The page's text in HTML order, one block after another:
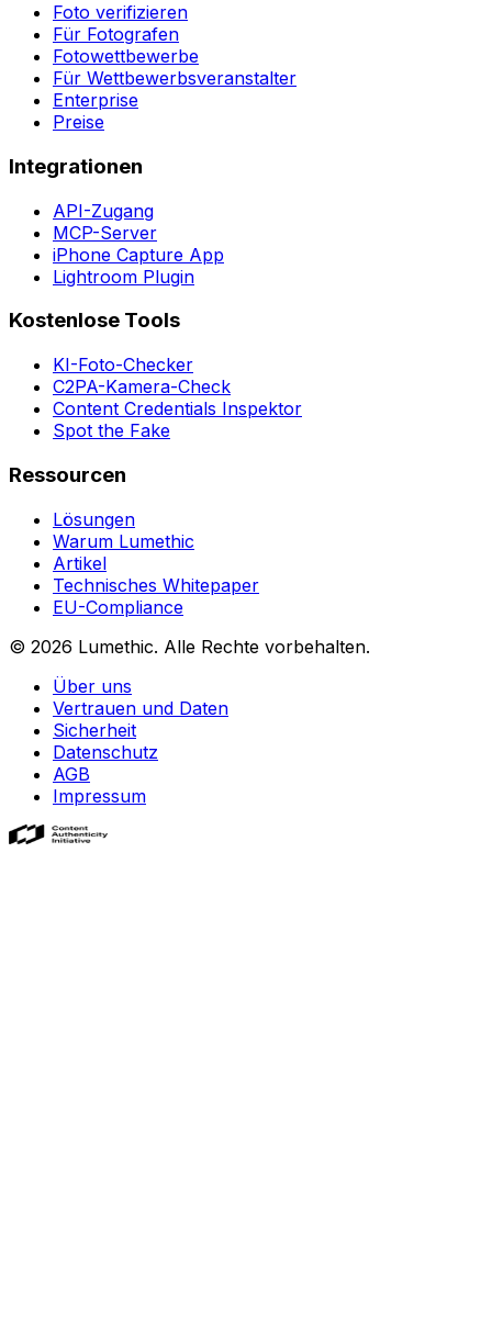
Foto verifizieren
Für Fotografen
Fotowettbewerbe
Für Wettbewerbsveranstalter
Enterprise
Preise
Integrationen
API-Zugang
MCP-Server
iPhone Capture App
Lightroom Plugin
Kostenlose Tools
KI-Foto-Checker
C2PA-Kamera-Check
Content Credentials Inspektor
Spot the Fake
Ressourcen
Lösungen
Warum Lumethic
Artikel
Technisches Whitepaper
EU-Compliance
© 2026 Lumethic. Alle Rechte vorbehalten.
Über uns
Vertrauen und Daten
Sicherheit
Datenschutz
AGB
Impressum